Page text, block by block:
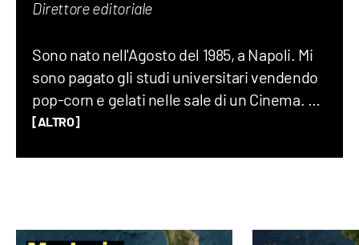
Direttore editoriale
Sono nato nell'Agosto del 1985, a Napoli. Mi
sono pagato gli studi universitari vendendo
pop-corn e gelati nelle sale di un Cinema. Ho
lavorato per dieci anni in giro per il mondo, di
gruppo Ciaopeople. Sono dell'idea che la
[ALTRO]